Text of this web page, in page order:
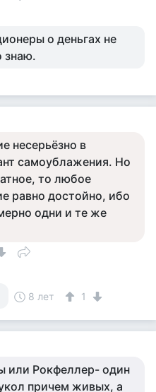
о деньгах не
знаю.
несерьёзно в
самоублажения. Но
то любое
равно достойно, ибо
одни и те же
8 лет 1
или Рокфеллер- один
причем живых, а